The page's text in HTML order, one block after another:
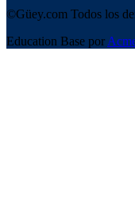
©Güey.com Todos los
Education Base por